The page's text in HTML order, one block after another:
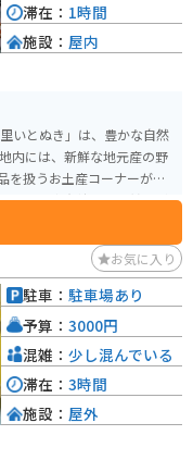
いとぬき」は、豊かな自然
を扱うお土産コーナーがあ
いる「富有柿」は、甘みが
った加工品も充実してお
めは、富有柿を使ったスイ
でしか味わえないオリジ
適です。 バイクツーリン
ーが訪れます。 周辺に
がたくさんあります。 春
スポットとしても人気で
楽しむことができます。
のを堪能できるだけでな
滞在： 1時間
施設： 屋内
お気に入り
駐車： 駐車場あり
予算： 3000円
混雑： 少し混んでいる
滞在： 3時間
施設： 屋外